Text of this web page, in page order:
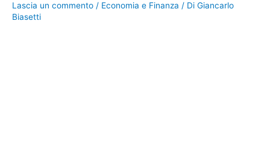
Lascia un commento / Economia e Finanza / Di Giancarlo
Biasetti